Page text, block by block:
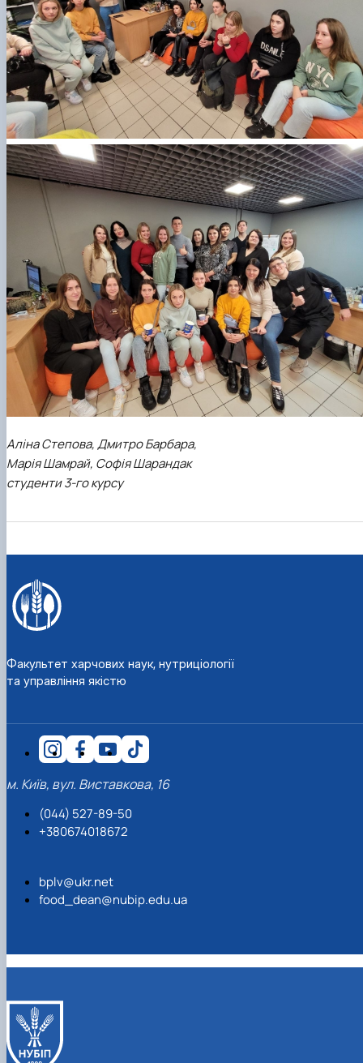
Аліна Степова, Дмитро Барбара,
Марія Шамрай, Софія Шарандак
студенти 3-го курсу
Факультет харчових наук, нутриціології
та управління якістю
м. Київ, вул. Виставкова, 16
(044) 527-89-50
+380674018672
bplv@ukr.net
food_dean@nubip.edu.ua